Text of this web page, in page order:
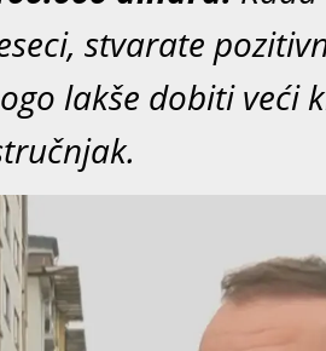
stvarate
lakše dobiti veći